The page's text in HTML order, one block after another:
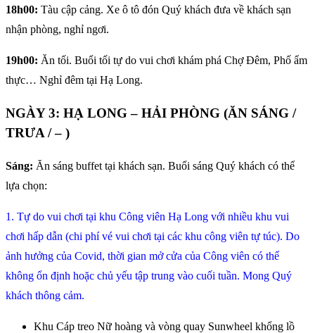
18h00: Tàu cập cảng. Xe ô tô đón Quý khách đưa về khách sạn
nhận phòng, nghỉ ngơi.
19h00: Ăn tối. Buổi tối tự do vui chơi khám phá Chợ Đêm, Phố ẩm
thực… Nghỉ đêm tại Hạ Long.
NGÀY 3: HẠ LONG – HẢI PHÒNG (ĂN SÁNG /
TRƯA / – )
Sáng: Ăn sáng buffet tại khách sạn. Buổi sáng Quý khách có thể
lựa chọn:
1. Tự do vui chơi tại khu Công viên Hạ Long với nhiều khu vui
chơi hấp dẫn (chi phí vé vui chơi tại các khu công viên tự túc). Do
ảnh hưởng của Covid, thời gian mở cửa của Công viên có thể
không ổn định hoặc chủ yếu tập trung vào cuối tuần. Mong Quý
khách thông cảm.
Khu Cáp treo Nữ hoàng và vòng quay Sunwheel khổng lồ